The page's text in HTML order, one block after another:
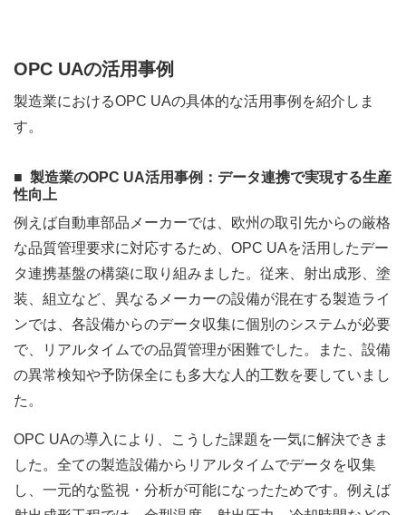
OPC UAの活用事例
製造業におけるOPC UAの具体的な活用事例を紹介しま
す。
製造業のOPC UA活用事例：データ連携で実現する生産
性向上
例えば自動車部品メーカーでは、欧州の取引先からの厳格
な品質管理要求に対応するため、OPC UAを活用したデー
タ連携基盤の構築に取り組みました。従来、射出成形、塗
装、組立など、異なるメーカーの設備が混在する製造ライ
ンでは、各設備からのデータ収集に個別のシステムが必要
で、リアルタイムでの品質管理が困難でした。また、設備
の異常検知や予防保全にも多大な人的工数を要していまし
た。
OPC UAの導入により、こうした課題を一気に解決できま
した。全ての製造設備からリアルタイムでデータを収集
し、一元的な監視・分析が可能になったためです。例えば